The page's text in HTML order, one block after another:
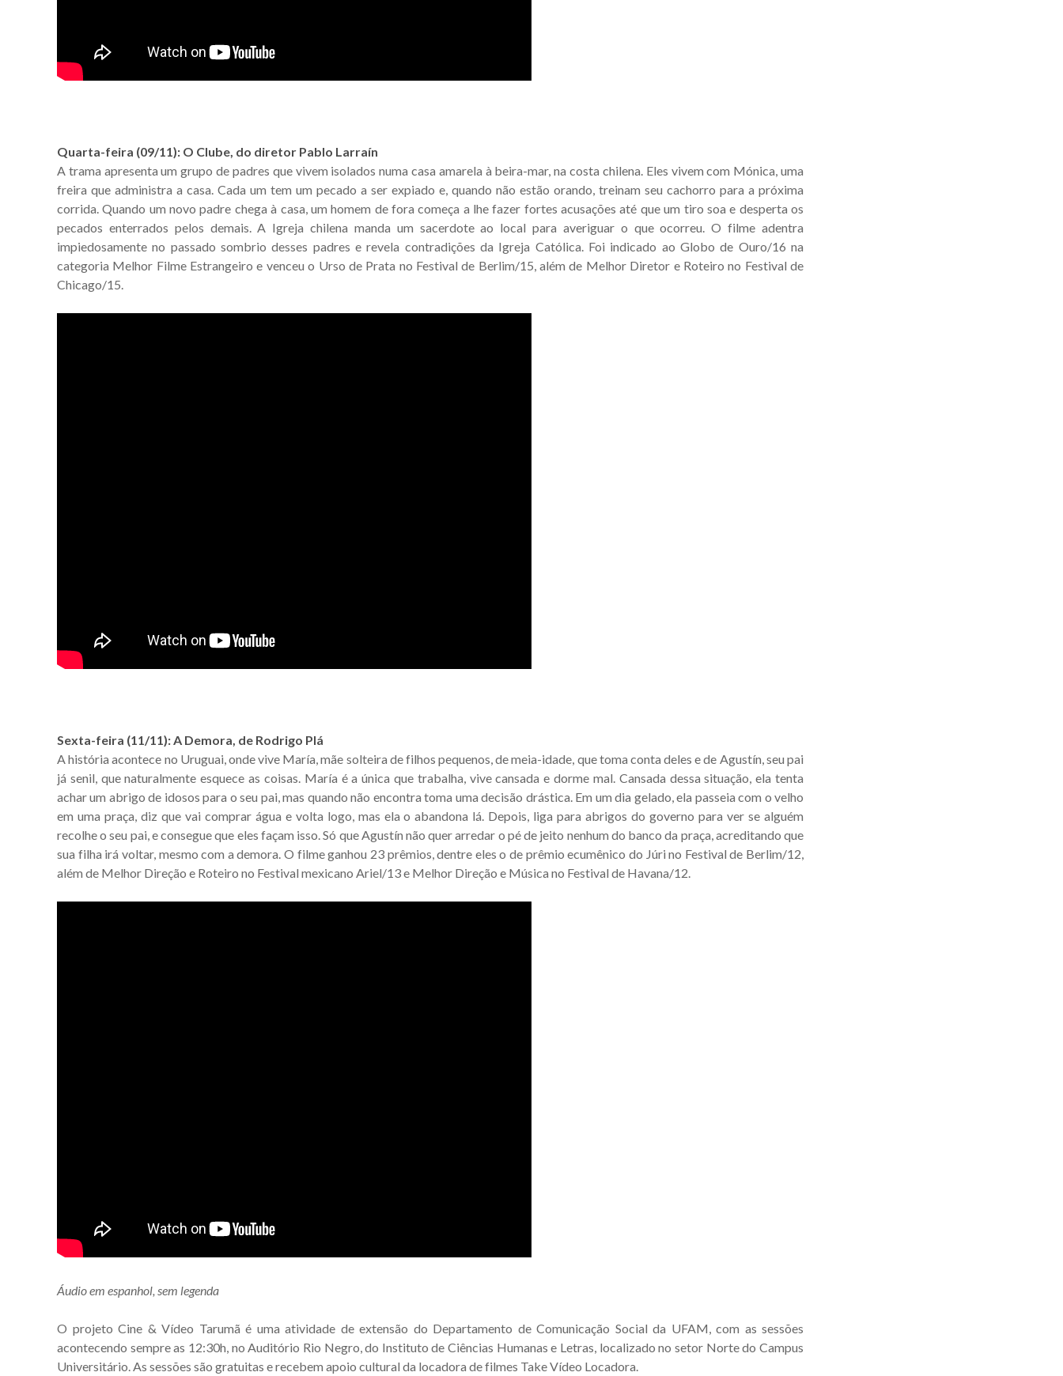
Quarta-feira (09/11): O Clube, do diretor Pablo Larraín
A trama apresenta um grupo de padres que vivem isolados numa casa amarela à beira-mar, na costa chilena. Eles vivem com Mónica, uma
freira que administra a casa. Cada um tem um pecado a ser expiado e, quando não estão orando, treinam seu cachorro para a próxima
corrida. Quando um novo padre chega à casa, um homem de fora começa a lhe fazer fortes acusações até que um tiro soa e desperta os
pecados enterrados pelos demais. A Igreja chilena manda um sacerdote ao local para averiguar o que ocorreu. O filme adentra
impiedosamente no passado sombrio desses padres e revela contradições da Igreja Católica. Foi indicado ao Globo de Ouro/16 na
categoria Melhor Filme Estrangeiro e venceu o Urso de Prata no Festival de Berlim/15, além de Melhor Diretor e Roteiro no Festival de
Chicago/15.
Sexta-feira (11/11): A Demora, de Rodrigo Plá
A história acontece no Uruguai, onde vive María, mãe solteira de filhos pequenos, de meia-idade, que toma conta deles e de Agustín, seu pai
já senil, que naturalmente esquece as coisas. María é a única que trabalha, vive cansada e dorme mal. Cansada dessa situação, ela tenta
achar um abrigo de idosos para o seu pai, mas quando não encontra toma uma decisão drástica. Em um dia gelado, ela passeia com o velho
em uma praça, diz que vai comprar água e volta logo, mas ela o abandona lá. Depois, liga para abrigos do governo para ver se alguém
recolhe o seu pai, e consegue que eles façam isso. Só que Agustín não quer arredar o pé de jeito nenhum do banco da praça, acreditando que
sua filha irá voltar, mesmo com a demora. O filme ganhou 23 prêmios, dentre eles o de prêmio ecumênico do Júri no Festival de Berlim/12,
além de Melhor Direção e Roteiro no Festival mexicano Ariel/13 e Melhor Direção e Música no Festival de Havana/12.
Áudio em espanhol, sem legenda
O projeto Cine & Vídeo Tarumã é uma atividade de extensão do Departamento de Comunicação Social da UFAM, com as sessões
acontecendo sempre as 12:30h, no Auditório Rio Negro, do Instituto de Ciências Humanas e Letras, localizado no setor Norte do Campus
Universitário. As sessões são gratuitas e recebem apoio cultural da locadora de filmes Take Vídeo Locadora.